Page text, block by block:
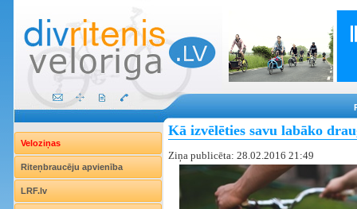
Veloziņas
Riteņbraucēju apvienība
LRF.lv
Kā izvēlēties savu labāko
Ziņa publicēta: 28.02.2016 21:49